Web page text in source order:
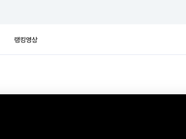
랭킹영상